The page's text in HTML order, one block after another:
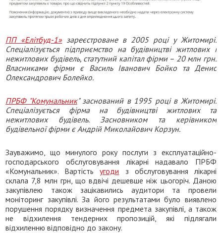
ПП «Елітбуд-1» зареєстроване в 2005 році у Житомирі.
Спеціалізується підприємство на будівництві житлових і
нежитлових будівель, статутний капітал фірми – 20 млн грн.
Власниками фірми є Василь Іванович Бойко та Денис
Олександрович Болейко.
ПРБФ "Комунальник" заснований в 1995 році в Житомирі.
Спеціалізується фірма на будівництві житлових та
нежитлових будівель. Засновником та керівником
будівельної фірми є Андрій Миколайович Корзун.
Зауважимо, що минулого року послуги з експлуатаційно-
господарського обслуговування лікарні надавало ПРБФ
«Комунальник». Вартістьугоди з обслуговування лікарні
склала 7,8 млн грн, що вдвічі дешевше ніж цьогоріч. Даною
закупівлею також зацікавились аудитори та провели
моніторинг закупівлі. За його результатами було виявлено
порушення порядку визначення предмета закупівлі, а також
не відхилення тендерних пропозицій, які підлягали
відхиленню відповідно до закону.